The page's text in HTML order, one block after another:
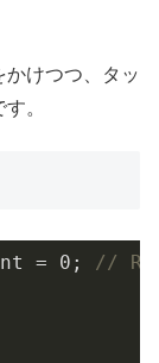
けつつ、タッ
。
= 0 ; // RTC